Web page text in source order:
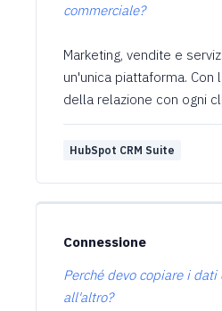
commerciale?
Marketing, vendite e
un'unica piattaforma. Con
della relazione con ogni
HubSpot CRM Suite
Connessione
Perché devo copiare i dati
all'altro?